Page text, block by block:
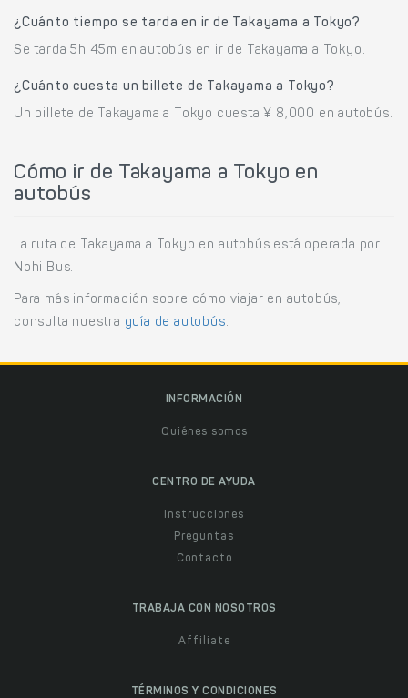
¿Cuánto tiempo se tarda en ir de Takayama a Tokyo?
Se tarda 5h 45m en autobús en ir de Takayama a Tokyo.
¿Cuánto cuesta un billete de Takayama a Tokyo?
Un billete de Takayama a Tokyo cuesta ¥ 8,000 en autobús.
Cómo ir de Takayama a Tokyo en
autobús
La ruta de Takayama a Tokyo en autobús está operada por:
Nohi Bus.
Para más información sobre cómo viajar en autobús,
consulta nuestra guía de autobús.
INFORMACIÓN
Quiénes somos
CENTRO DE AYUDA
Instrucciones
Preguntas
Contacto
TRABAJA CON NOSOTROS
Affiliate
TÉRMINOS Y CONDICIONES